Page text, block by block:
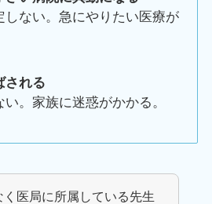
しない。急にやりたい医療が
される
。家族に迷惑がかかる。
く医局に所属している先生